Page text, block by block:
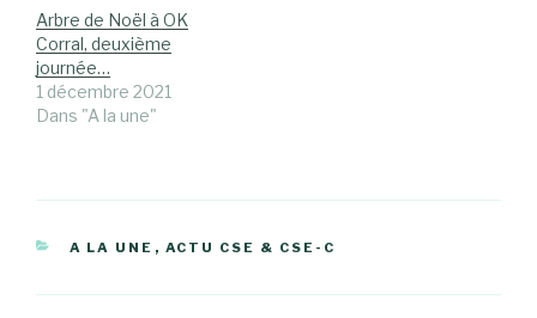
Arbre de Noël à OK
Corral, deuxième
journée…
1 décembre 2021
Dans "A la une"
CATÉGORIES
A LA UNE , ACTU CSE & CSE-C